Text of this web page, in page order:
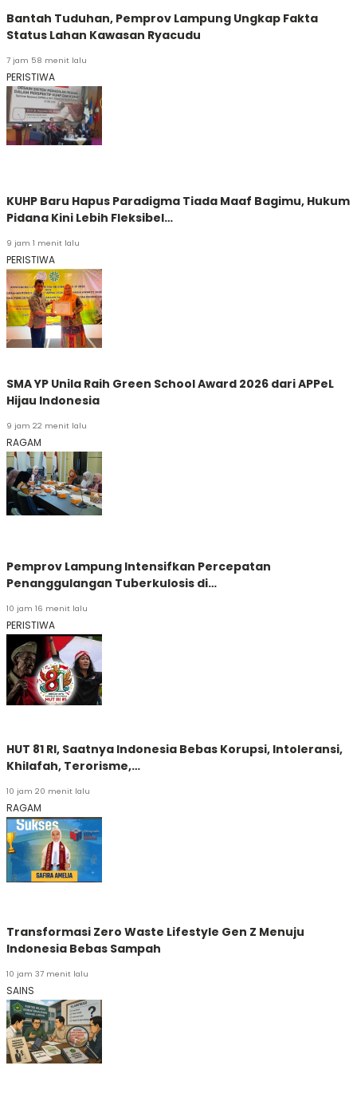
Bantah Tuduhan, Pemprov Lampung Ungkap Fakta
Status Lahan Kawasan Ryacudu
7 jam 58 menit lalu
PERISTIWA
KUHP Baru Hapus Paradigma Tiada Maaf Bagimu, Hukum
Pidana Kini Lebih Fleksibel…
9 jam 1 menit lalu
PERISTIWA
SMA YP Unila Raih Green School Award 2026 dari APPeL
Hijau Indonesia
9 jam 22 menit lalu
RAGAM
Pemprov Lampung Intensifkan Percepatan
Penanggulangan Tuberkulosis di…
10 jam 16 menit lalu
PERISTIWA
HUT 81 RI, Saatnya Indonesia Bebas Korupsi, Intoleransi,
Khilafah, Terorisme,…
10 jam 20 menit lalu
RAGAM
Transformasi Zero Waste Lifestyle Gen Z Menuju
Indonesia Bebas Sampah
10 jam 37 menit lalu
SAINS